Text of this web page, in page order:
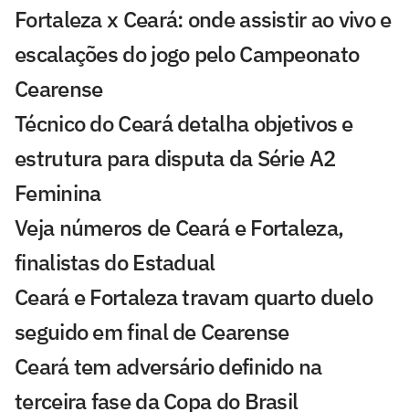
Fortaleza x Ceará: onde assistir ao vivo e
escalações do jogo pelo Campeonato
Cearense
Técnico do Ceará detalha objetivos e
estrutura para disputa da Série A2
Feminina
Veja números de Ceará e Fortaleza,
finalistas do Estadual
Ceará e Fortaleza travam quarto duelo
seguido em final de Cearense
Ceará tem adversário definido na
terceira fase da Copa do Brasil